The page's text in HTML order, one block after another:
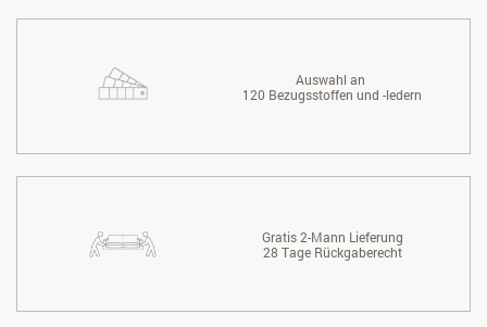
Auswahl an
120 Bezugsstoffen und -ledern
Gratis 2-Mann Lieferung
28 Tage Rückgaberecht